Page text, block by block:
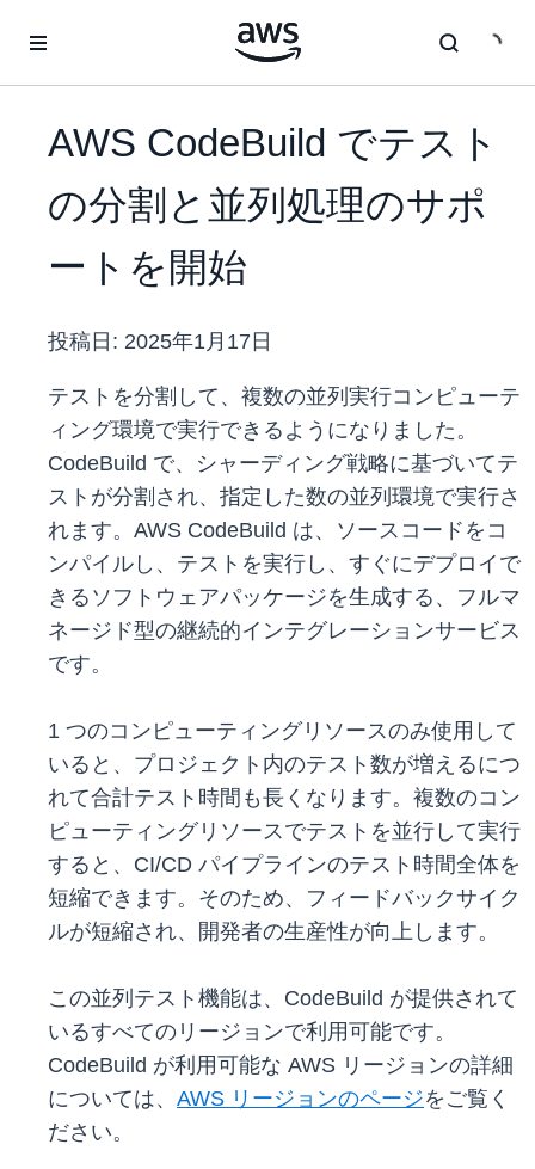
AWS CodeBuild でテスト
の分割と並列処理のサポ
ートを開始
投稿日: 2025年1月17日
テストを分割して、複数の並列実行コンピューテ
ィング環境で実行できるようになりました。
CodeBuild で、シャーディング戦略に基づいてテ
ストが分割され、指定した数の並列環境で実行さ
れます。AWS CodeBuild は、ソースコードをコ
ンパイルし、テストを実行し、すぐにデプロイで
きるソフトウェアパッケージを生成する、フルマ
ネージド型の継続的インテグレーションサービス
です。
1 つのコンピューティングリソースのみ使用して
いると、プロジェクト内のテスト数が増えるにつ
れて合計テスト時間も長くなります。複数のコン
ピューティングリソースでテストを並行して実行
すると、CI/CD パイプラインのテスト時間全体を
短縮できます。そのため、フィードバックサイク
ルが短縮され、開発者の生産性が向上します。
この並列テスト機能は、CodeBuild が提供されて
いるすべてのリージョンで利用可能です。
CodeBuild が利用可能な AWS リージョンの詳細
については、 AWS リージョンのページをご覧く
ださい。